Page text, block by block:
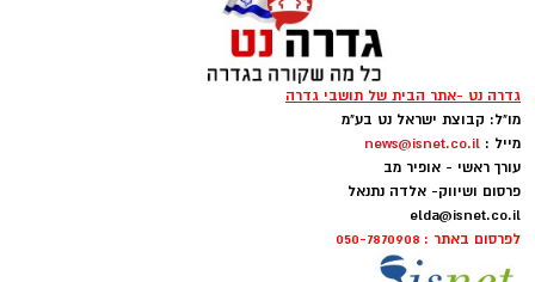
גדרה נט -אתר הבית של תושבי גדרה
מו"ל: קבוצת ישראל נט בע"מ
מייל : news@isnet.co.il
עורך ראשי - אופיר מב
פרסום ושיווק- אלדה נתנאל
elda@isnet.co.il
לפרסום באתר : 050-7870908